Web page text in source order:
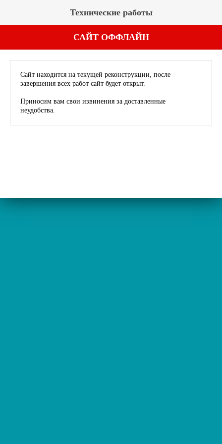
Технические работы
САЙТ ОФФЛАЙН
Сайт находится на текущей реконструкции, после
завершения всех работ сайт будет открыт.
Приносим вам свои извинения за доставленные
неудобства.